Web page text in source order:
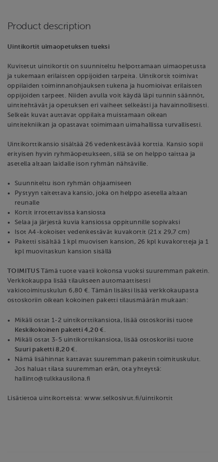
Product description
Uintikortit uimaopetuksen tueksi
Kuvitetut uintikortit on suunniteltu helpottamaan uimaopetusta
ja tukemaan erilaisten oppijoiden tarpeita. Uintikortit toimivat
oppilaiden toiminnanohjauksen tukena ja huomioivat erilaisten
oppijoiden tarpeet. Niiden avulla voit käydä läpi tunnin säännöt,
uintitehtävät ja opetuksen eri vaiheet selkeästi ja havainnollisesti.
Selkeät kuvat auttavat oppilaita muistamaan oikean
uintitekniikan ja opastavat toimimaan uimahallissa turvallisesti.
Uintikorttikansio sisältää 26 vedenkestävää korttia. Kansio sopii
erityisen hyvin ryhmäopetukseen, sillä se on helppo taittaa ja
asetella altaan laidalle ison ryhmän nähtäville.
Suunniteltu ison ryhmän ohjaamiseen
Pystyyn taitettava kansio, joka on helppo asetella altaan
reunalle
Kortit irrotettavissa kansiosta
Selaa ja järjestä kuvia kansiossa oppitunnille sopivaksi
Isot A4-kokoiset vedenkestävät kuvakortit (21 x 29,7 cm)
Paketti sisältää 1 kpl muovisen kansion, 26 kpl kuvakortteja ja 1
kpl muovitaskun kansion sisällä
TOIMITUS Tämä tuote vaatii kokonsa vuoksi suuremman paketin.
Verkkokauppa lisää tilaukseen automaattisesti
vakiotoimituskulun 6,80 €. Tämän lisäksi lisää verkkokaupasta
ostoskoriin oikean kokoinen paketti tilausmäärän mukaan:
Mikäli ostat 1-2 uintikorttikansiota, lisää ostoskoriisi tuote
Keskikokoinen paketti 4,20 €
Mikäli ostat 3-5 uintikorttikansiota, lisää ostoskoriisi tuote
Suuri paketti 8,20 €
Nämä lisähinnat kattavat suuremman paketin toimituskulut.
Jos haluat tilata suuremman erän, ota yhteyttä:
hallinto@tulkkausilona.fi
Lisätietoa uintikorteista: www.selkosivut.fi/uintikortit